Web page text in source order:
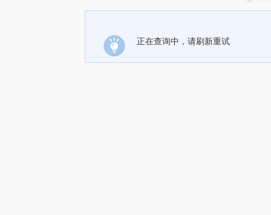
正在查询中，请刷新重试